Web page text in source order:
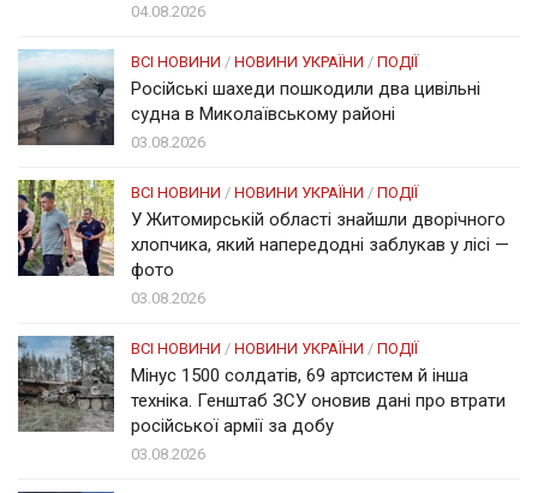
04.08.2026
ВСІ НОВИНИ / НОВИНИ УКРАЇНИ / ПОДІЇ
Російські шахеди пошкодили два цивільні
судна в Миколаївському районі
03.08.2026
ВСІ НОВИНИ / НОВИНИ УКРАЇНИ / ПОДІЇ
У Житомирській області знайшли дворічного
хлопчика, який напередодні заблукав у лісі —
фото
03.08.2026
ВСІ НОВИНИ / НОВИНИ УКРАЇНИ / ПОДІЇ
Мінус 1500 солдатів, 69 артсистем й інша
техніка. Генштаб ЗСУ оновив дані про втрати
російської армії за добу
03.08.2026